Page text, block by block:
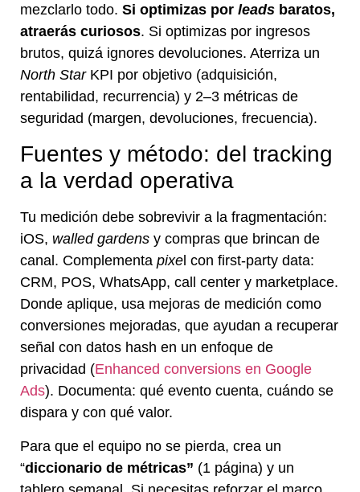
mezclarlo todo. Si optimizas por leads baratos,
atraerás curiosos. Si optimizas por ingresos
brutos, quizá ignores devoluciones. Aterriza un
North StarKPI por objetivo (adquisición,
rentabilidad, recurrencia) y 2–3 métricas de
seguridad (margen, devoluciones, frecuencia).
Fuentes y método: del tracking
a la verdad operativa
Tu medición debe sobrevivir a la fragmentación:
iOS, walled gardens y compras que brincan de
canal. Complementa pixe l con first-party data:
CRM, POS, WhatsApp, call center y marketplace.
Donde aplique, usa mejoras de medición como
conversiones mejoradas, que ayudan a recuperar
señal con datos hash en un enfoque de
privacidad (Enhanced conversions en Google
Ads). Documenta: qué evento cuenta, cuándo se
dispara y con qué valor.
Para que el equipo no se pierda, crea un
“diccionario de métricas” (1 página) y un